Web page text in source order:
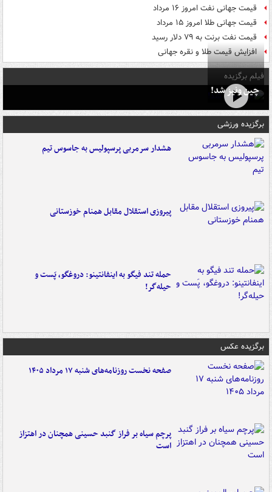
قیمت جهانی نفت امروز ۱۶ مرداد
قیمت جهانی طلا امروز ۱۵ مرداد
قیمت نفت برنت به ۷۹ دلار رسید
افزایش قیمت طلا و نقره جهانی
فیلم برگزیده
چین ونیز شد!
برگزیده ورزشی
هشدار سرمربی پرسپولیس به جاسوس تیم
پیروزی استقلال مقابل همنام خوزستانی
حمله تند فیگو به اینفانتینو: دروغگو، پَست‌ و
حیله‌گر!
برگزیده عکس
صفحه نخست روزنامه‌های شنبه ۱۷ مرداد ۱۴۰۵
پرچم سیاه بر فراز گنبد حسینی همچنان در اهتزاز
است